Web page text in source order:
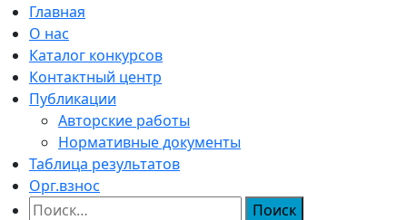
Главная
О нас
Каталог конкурсов
Контактный центр
Публикации
Авторские работы
Нормативные документы
Таблица результатов
Орг.взнос
Найти: